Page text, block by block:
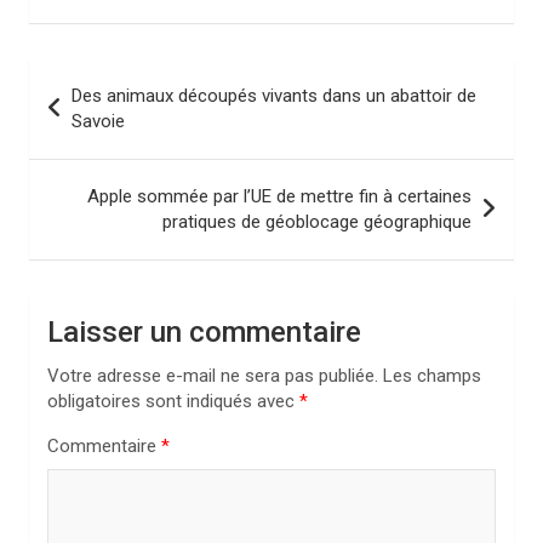
v
a
Des animaux découpés vivants dans un abattoir de
Savoie
Apple sommée par l’UE de mettre fin à certaines
pratiques de géoblocage géographique
Laisser un commentaire
Votre adresse e-mail ne sera pas publiée. Les champs
obligatoires sont indiqués avec *
Commentaire *